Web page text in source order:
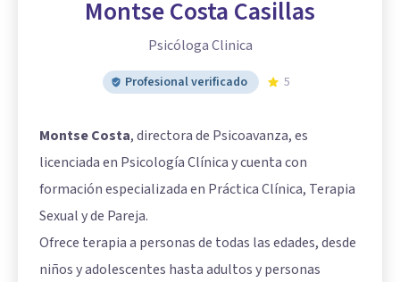
Montse Costa Casillas
Psicóloga Clinica
Profesional verificado 5
Montse Costa, directora de Psicoavanza, es
licenciada en Psicología Clínica y cuenta con
formación especializada en Práctica Clínica, Terapia
Sexual y de Pareja.
Ofrece terapia a personas de todas las edades, desde
niños y adolescentes hasta adultos y personas